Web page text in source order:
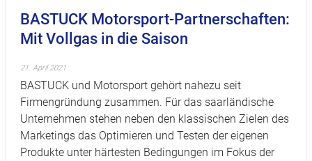
BASTUCK Motorsport-Partnerschaften:
Mit Vollgas in die Saison
21. April 2021
BASTUCK und Motorsport gehört nahezu seit
Firmengründung zusammen. Für das saarländische
Unternehmen stehen neben den klassischen Zielen des
Marketings das Optimieren und Testen der eigenen
Produkte unter härtesten Bedingungen im Fokus der